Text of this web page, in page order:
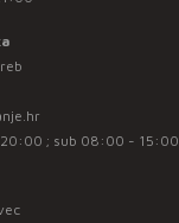
; sub 08:00 - 15:00